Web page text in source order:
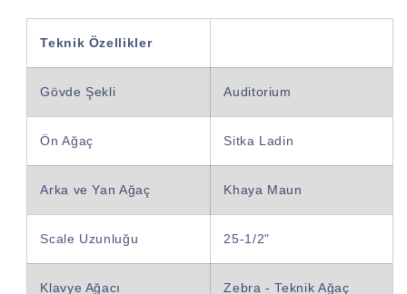
Teknik Özellikler
Gövde Şekli Auditorium
Ön Ağaç Sitka Ladin
Arka ve Yan Ağaç Khaya Maun
Scale Uzunluğu 25-1/2"
Klavye Ağacı Zebra - Teknik Ağaç